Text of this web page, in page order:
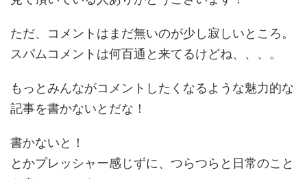
ただ、コメントはまだ無いのが少し寂しいところ。
スパムコメントは何百通と来てるけどね、、、。
もっとみんながコメントしたくなるような魅力的な
記事を書かないとだな！
書かないと！
とかプレッシャー感じずに、つらつらと日常のこと